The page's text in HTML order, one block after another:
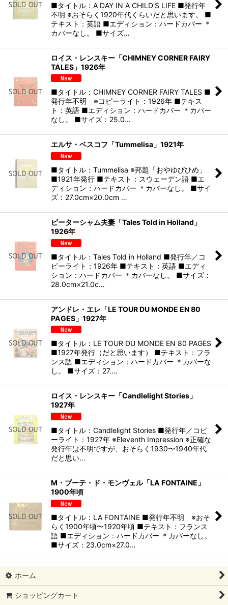
■タイトル：A DAY IN A CHILD'S LIFE ■発行年
不明 ※おそらく1920年代くらいだと思います。 ■
テキスト：英語 ■エディション：ハードカバー ＊
カバーなし。 ■サイズ…
ロイス・レンスキー「CHIMNEY CORNER FAIRY
TALES」1926年
■タイトル：CHIMNEY CORNER FAIRY TALES ■
発行年不明 ※コピーライト：1926年 ■テキス
ト：英語 ■エディション：ハードカバー ＊カバー
なし。 ■サイズ：25.0…
エルサ・ベスコフ「Tummelisa」1921年
■タイトル：Tummelisa ※邦題「おやゆびひめ」
■1921年発行 ■テキスト：スウェーデン語 ■エ
ディション：ハードカバー ＊カバーなし。 ■サイ
ズ：27.0cm×20.0cm …
ピーターシャム夫妻「Tales Told in Holland」
1926年
■タイトル：Tales Told in Holland ■発行年／コ
ピーライト：1926年 ■テキスト：英語 ■エディ
ション：ハードカバー ＊カバーなし。 ■サイズ：
28.0cm×21.0c…
アンドレ・エレ「LE TOUR DU MONDE EN 80
PAGES」1927年
■タイトル：LE TOUR DU MONDE EN 80 PAGES
■1927年発行（だと思います） ■テキスト：フラ
ンス語 ■エディション：ハードカバー ＊カバーな
し。 ■サイズ：27.…
ロイス・レンスキー「Candlelight Stories」
1927年
■タイトル：Candlelight Stories ■発行年／コピ
ーライト：1927年 ※Eleventh Impression ※正確な
発行年は不明ですが、おそらく1930〜1940年代
だと思い…
M・ブーテ・ド・モンヴェル「LA FONTAINE」
1900年頃
■タイトル：LA FONTAINE ■発行年不明 ※おそ
らく1900年頃〜1920年頃 ■テキスト：フランス
語 ■エディション：ハードカバー ＊カバーなし。
■サイズ：23.0cm×27.0…
ホーム
ショッピングカート